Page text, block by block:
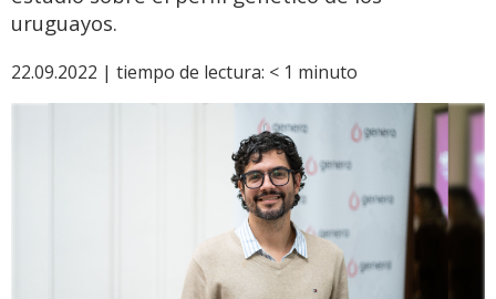
uruguayos.
22.09.2022 | tiempo de lectura: < 1 minuto